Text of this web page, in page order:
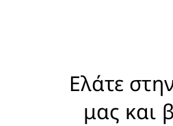
Ελάτε
μας και